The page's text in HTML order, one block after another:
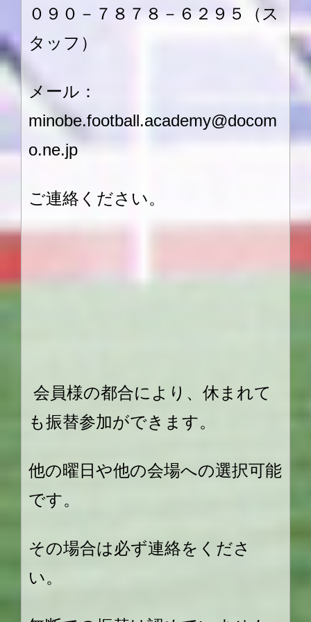
０９０－７８７８－６２９５（ス
タッフ）
メール：
minobe.football.academy@docom
o.ne.jp
ご連絡ください。
会員様の都合により、休まれて
も振替参加ができます。
他の曜日や他の会場への選択可能
です。
その場合は必ず連絡をくださ
い。